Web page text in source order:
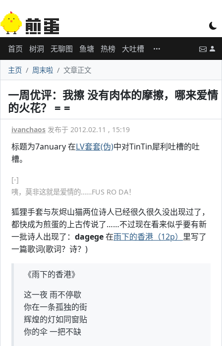
首页 树洞 无聊图 鱼塘 热榜 大吐槽
主页 周末啦 文章正文
一周优评：我擦 没有肉体的摩擦，哪来爱情
的火花？ = =
ivanchaos 发布于 2012.02.11 , 15:19
标题为7anuary 在LV套套(伪)中对TinTin犀利吐槽的吐
槽。
[-]
咦，莫非这就是爱情的……FUS RO DA！
狐狸手套与灰烬山猫两位诗人已经很久很久没出现过了，
都快成为煎蛋的上古传说了……不过现在看来似乎要有新
一批诗人出现了： dagege在雨下的香港（12p） 里写了
一篇歌词(歌词？诗？)
《雨下的香港》
这一夜 雨不停歇
你在一条孤独的街
辉煌的灯如同窗贴
你的伞 一把不缺